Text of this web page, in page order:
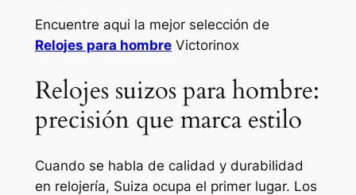
Encuentre aqui la mejor selección de
Relojes para hombreVictorinox
Relojes suizos para hombre:
precisión que marca estilo
Cuando se habla de calidad y durabilidad
en relojería, Suiza ocupa el primer lugar. Los